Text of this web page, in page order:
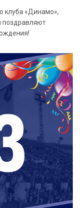
клуба «Динамо»,
поздравляют